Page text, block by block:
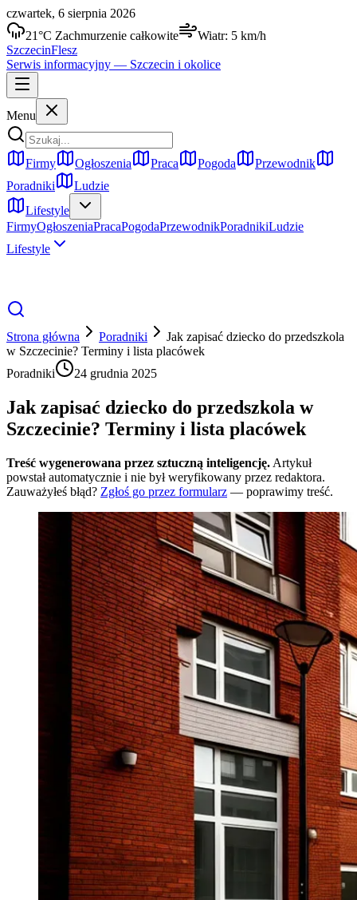
czwartek, 6 sierpnia 2026
21°C Zachmurzenie całkowite Wiatr: 5 km/h
SzczecinFlesz
Serwis informacyjny — Szczecin i okolice
Menu
Firmy Ogłoszenia Praca Pogoda
Przewodnik
Poradniki
Ludzie
Lifestyle
FirmyOgłoszeniaPracaPogodaPrzewodnikPoradnikiLudzie
Lifestyle
Strona główna Poradniki
Jak zapisać dziecko do przedszkola
w Szczecinie? Terminy i lista placówek
Poradniki
24 grudnia 2025
Jak zapisać dziecko do przedszkola w
Szczecinie? Terminy i lista placówek
Treść wygenerowana przez sztuczną inteligencję. Artykuł
powstał automatycznie i nie był weryfikowany przez redaktora.
Zauważyłeś błąd? Zgłoś go przez formularz — poprawimy treść.